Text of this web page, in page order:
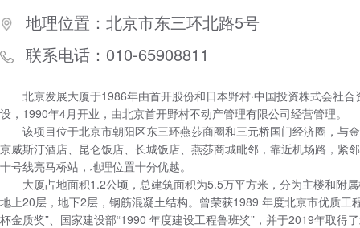
地理位置：北京市东三环北路5号
联系电话：010-65908811
北京发展大厦于1986年由首开股份和日本野村·中国投资株式会社合
设，1990年4月开业，由北京首开野村不动产管理有限公司经营管理。
该项目位于北京市朝阳区东三环燕莎商圈和三元桥国门经济圈，与
京威斯汀酒店、昆仑饭店、长城饭店、燕莎商城毗邻，靠近机场路，紧
十号线亮马桥站，地理位置十分优越。
大厦占地面积1.2公顷，总建筑面积为5.5万平方米，分为主楼和附
地上20层，地下2层，钢筋混凝土结构。曾荣获1989 年度北京市优质工
杯金质奖”、国家建设部“1990 年度建设工程鲁班奖”，并于2019年取得